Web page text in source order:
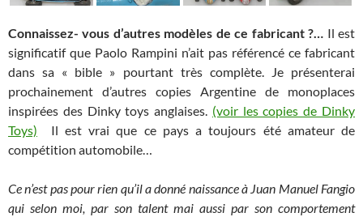
Connaissez- vous d’autres modèles de ce fabricant ?… Il est
significatif que Paolo Rampini n’ait pas référencé ce fabricant
dans sa « bible » pourtant très complète. Je présenterai
prochainement d’autres copies Argentine de monoplaces
inspirées des Dinky toys anglaises. (voir les copies de Dinky
Toys) Il est vrai que ce pays a toujours été amateur de
compétition automobile…
Ce n’est pas pour rien qu’il a donné naissance à Juan Manuel Fangio
qui selon moi, par son talent mai aussi par son comportement